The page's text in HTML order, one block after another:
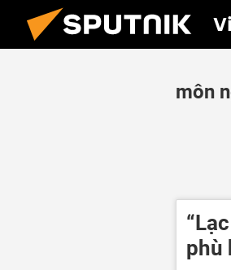
môn
phù